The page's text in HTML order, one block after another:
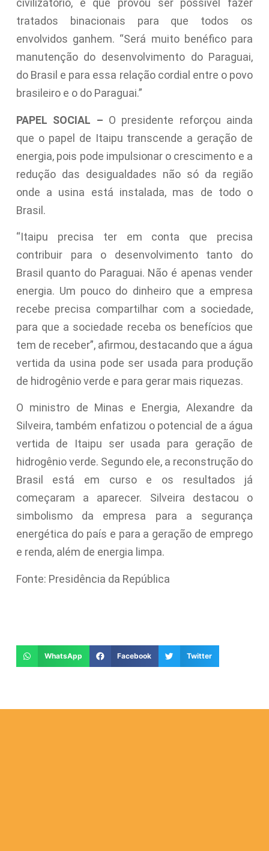
civilizatório, e que provou ser possível fazer
tratados binacionais para que todos os
envolvidos ganhem. “Será muito benéfico para
manutenção do desenvolvimento do Paraguai,
do Brasil e para essa relação cordial entre o povo
brasileiro e o do Paraguai.”
PAPEL SOCIAL – O presidente reforçou ainda
que o papel de Itaipu transcende a geração de
energia, pois pode impulsionar o crescimento e a
redução das desigualdades não só da região
onde a usina está instalada, mas de todo o
Brasil.
“Itaipu precisa ter em conta que precisa
contribuir para o desenvolvimento tanto do
Brasil quanto do Paraguai. Não é apenas vender
energia. Um pouco do dinheiro que a empresa
recebe precisa compartilhar com a sociedade,
para que a sociedade receba os benefícios que
tem de receber”, afirmou, destacando que a água
vertida da usina pode ser usada para produção
de hidrogênio verde e para gerar mais riquezas.
O ministro de Minas e Energia, Alexandre da
Silveira, também enfatizou o potencial de a água
vertida de Itaipu ser usada para geração de
hidrogênio verde. Segundo ele, a reconstrução do
Brasil está em curso e os resultados já
começaram a aparecer. Silveira destacou o
simbolismo da empresa para a segurança
energética do país e para a geração de emprego
e renda, além de energia limpa.
Fonte: Presidência da República
WhatsApp Facebook Twitter